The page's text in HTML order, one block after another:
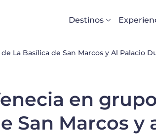
Destinos
de La Basílica de San Marcos y Al Palacio
en
San Marcos y